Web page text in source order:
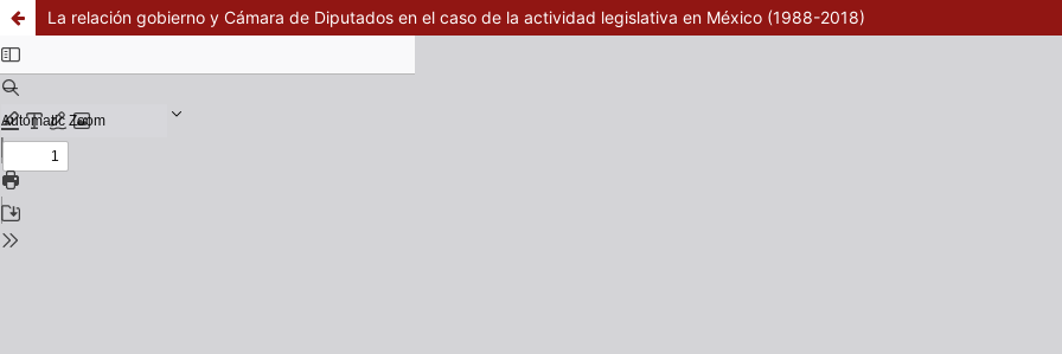
La relación gobierno y Cámara de Diputados en el caso de la actividad legislativa en México (1988-2018)